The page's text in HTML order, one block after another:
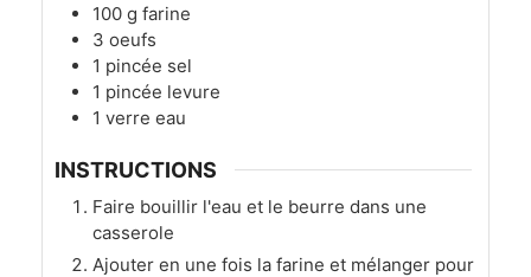
100 g farine
3 oeufs
1 pincée sel
1 pincée levure
1 verre eau
INSTRUCTIONS
Faire bouillir l'eau et le beurre dans une
casserole
Ajouter en une fois la farine et mélanger pour